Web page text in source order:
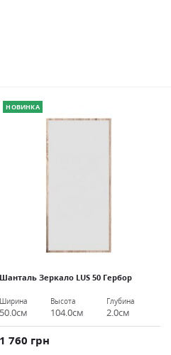
НОВИНКА
Шанталь Зеркало LUS 50 Гербор
Ширина
50.0см
Высота
104.0см
Глубина
2.0см
1 760 грн